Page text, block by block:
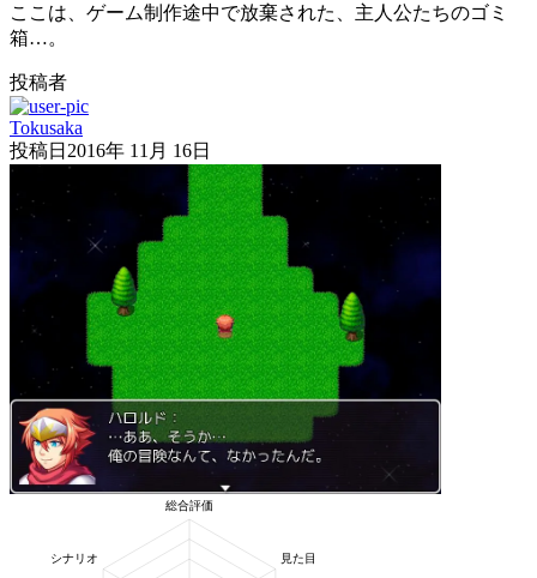
ここは、ゲーム制作途中で放棄された、主人公たちのゴミ
箱…。
投稿者
Tokusaka
投稿日 2016年 11月 16日